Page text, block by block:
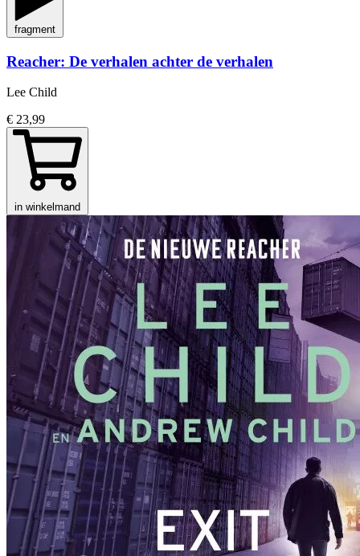
fragment
Reacher: De verhalen achter de verhalen
Lee Child
€ 23,99
in winkelmand